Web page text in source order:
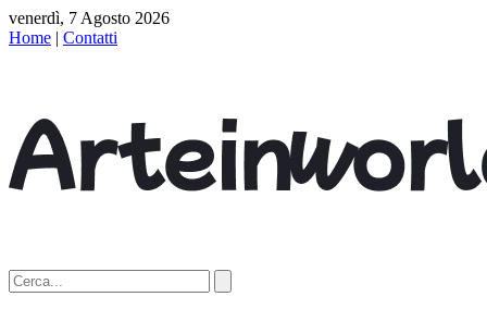
venerdì, 7 Agosto 2026
Home | Contatti